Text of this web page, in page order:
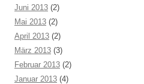
Juni 2013 (2)
Mai 2013 (2)
April 2013 (2)
März 2013 (3)
Februar 2013 (2)
Januar 2013 (4)